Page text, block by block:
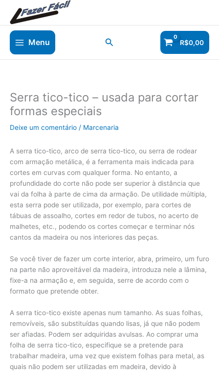
para
o
conteúdo Menu Pesquisar R$0,00
Serra tico-tico – usada para cortar
formas especiais
Deixe um comentário / Marcenaria
A serra tico-tico, arco de serra tico-tico, ou serra de rodear
com armação metálica, é a ferramenta mais indicada para
cortes em curvas com qualquer forma. No entanto, a
profundidade do corte não pode ser superior à distância que
vai da folha à parte de cima da armação. De utilidade múltipla,
esta serra pode ser utilizada, por exemplo, para cortes de
tábuas de assoalho, cortes em redor de tubos, no acerto de
malhetes, etc., podendo os cortes começar e terminar nós
cantos da madeira ou nos interiores das peças.
Se você tiver de fazer um corte interior, abra, primeiro, um furo
na parte não aproveitável da madeira, introduza nele a lâmina,
fixe-a na armação e, em seguida, serre de acordo com o
formato que pretende obter.
A serra tico-tico existe apenas num tamanho. As suas folhas,
removíveis, são substituídas quando lisas, já que não podem
ser afiadas. Podem ser adquiridas avulsas. Ao comprar uma
folha de serra tico-tico, especifique se a pretende para
trabalhar madeira, uma vez que existem folhas para metal, as
quais não podem ser utilizadas em madeira, devido à